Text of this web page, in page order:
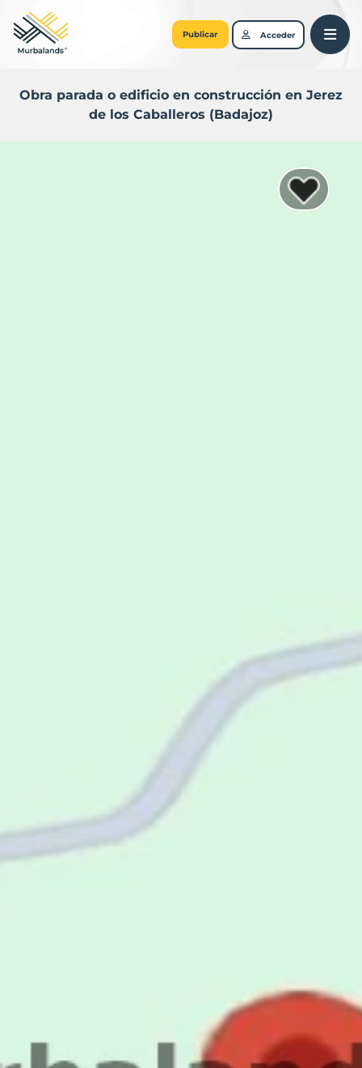
Publicar Acceder
Obra parada o edificio en construcción en Jerez
de los Caballeros (Badajoz)